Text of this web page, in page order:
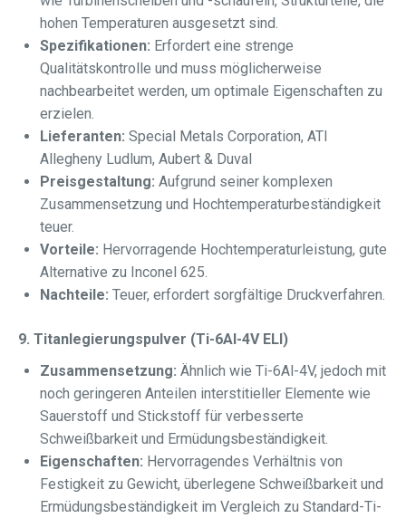
hohen Temperaturen ausgesetzt sind.
Spezifikationen: Erfordert eine strenge
Qualitätskontrolle und muss möglicherweise
nachbearbeitet werden, um optimale Eigenschaften zu
erzielen.
Lieferanten: Special Metals Corporation, ATI
Allegheny Ludlum, Aubert & Duval
Preisgestaltung: Aufgrund seiner komplexen
Zusammensetzung und Hochtemperaturbeständigkeit
teuer.
Vorteile: Hervorragende Hochtemperaturleistung, gute
Alternative zu Inconel 625.
Nachteile: Teuer, erfordert sorgfältige Druckverfahren.
9. Titanlegierungspulver (Ti-6Al-4V ELI)
Zusammensetzung: Ähnlich wie Ti-6Al-4V, jedoch mit
noch geringeren Anteilen interstitieller Elemente wie
Sauerstoff und Stickstoff für verbesserte
Schweißbarkeit und Ermüdungsbeständigkeit.
Eigenschaften: Hervorragendes Verhältnis von
Festigkeit zu Gewicht, überlegene Schweißbarkeit und
Ermüdungsbeständigkeit im Vergleich zu Standard-Ti-